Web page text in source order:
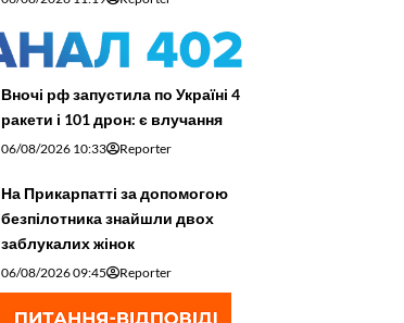
Вночі рф запустила по Україні 4
ракети і 101 дрон: є влучання
06/08/2026 10:33 Reporter
На Прикарпатті за допомогою
безпілотника знайшли двох
заблукалих жінок
06/08/2026 09:45 Reporter